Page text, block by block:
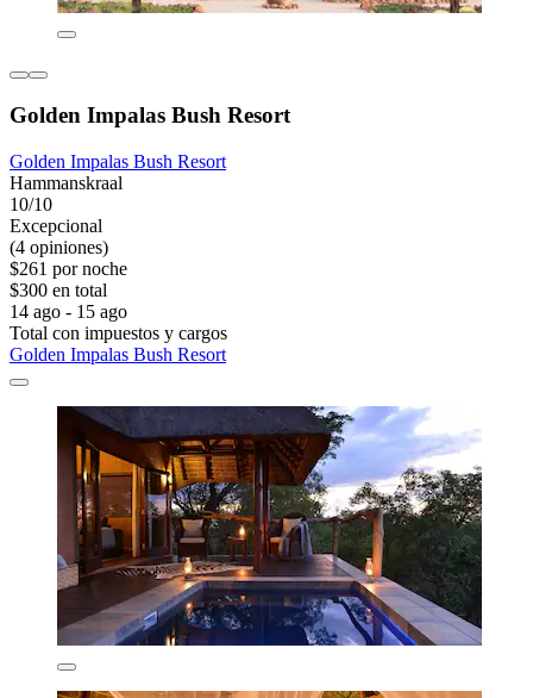
Golden Impalas Bush Resort
Golden Impalas Bush Resort
Hammanskraal
10/10
Excepcional
(4 opiniones)
$261 por noche
$300 en total
14 ago - 15 ago
Total con impuestos y cargos
Golden Impalas Bush Resort